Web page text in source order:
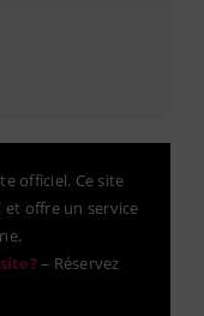
officiel. Ce site
offre un service
– Réservez